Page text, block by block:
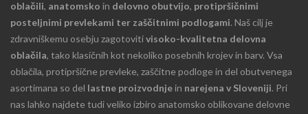
oblačili, anatomsko in delovno obutvijo, protipršičnimi
posteljnimi prevlekami ter zaščitnimi podlogami. Naš cilj je
zdravniškemu osebju zagotovitivisoko-kvalitetna delovna
oblačila, tako klasičnih kot nekoliko posebnih krojev in barv. Vsa
oblačila, protipršične prevleke, zaščitne podloge in del obutvenega
asortimana so del lastne proizvodnjein narejena v Sloveniji. Pri
nas lahko najdete tudi veliko izbiro anatomsko oblikovane delovne